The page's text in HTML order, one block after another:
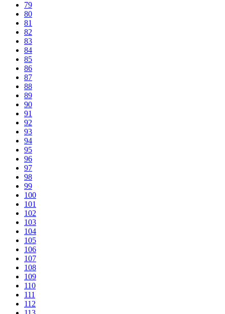
79
80
81
82
83
84
85
86
87
88
89
90
91
92
93
94
95
96
97
98
99
100
101
102
103
104
105
106
107
108
109
110
111
112